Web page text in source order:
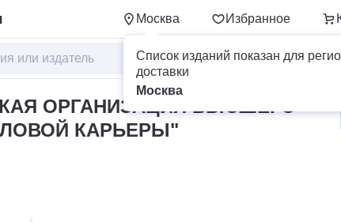
Москва Избранное
Список изданий показан для
доставки
Москва
Для
ОРГАНИЗАЦИЯ ВЫСШЕГО
КАРЬЕРЫ"